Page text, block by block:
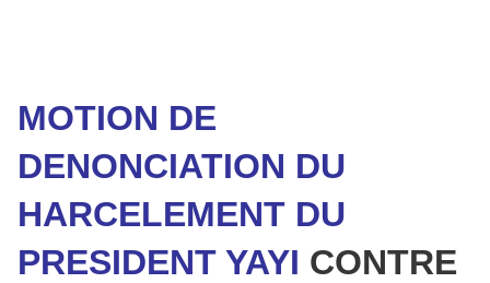
MOTION DE
DENONCIATION DU
HARCELEMENT DU
PRESIDENT YAYI CONTRE